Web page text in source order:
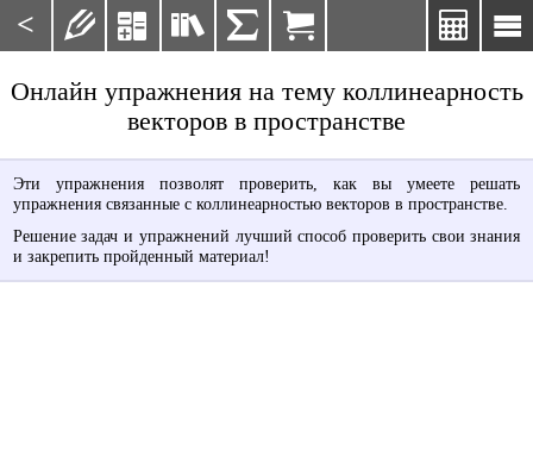
< 

    
Онлайн упражнения на тему коллинеарность
векторов в пространстве
Эти упражнения позволят проверить, как вы умеете решать
упражнения связанные с коллинеарностью векторов в пространстве.
Решение задач и упражнений лучший способ проверить свои знания
и закрепить пройденный материал!